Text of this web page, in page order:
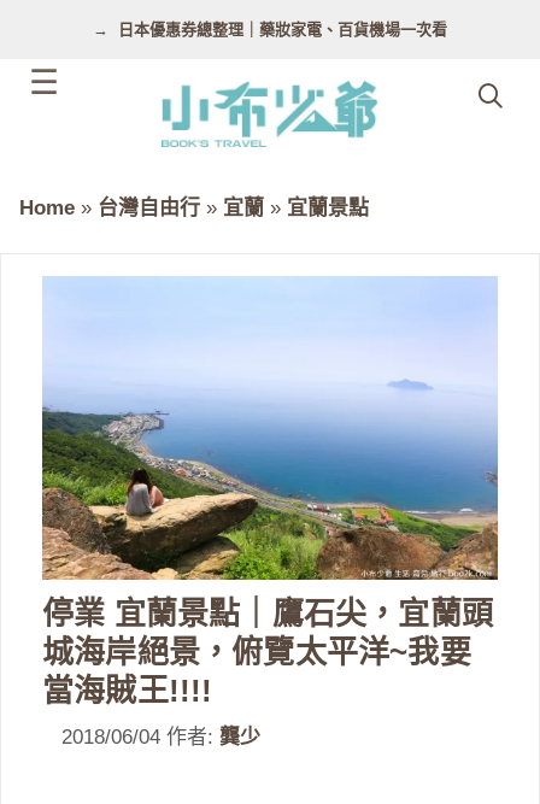
日本優惠券總整理｜藥妝家電、百貨機場一次看
Home » 台灣自由行 » 宜蘭 » 宜蘭景點
停業 宜蘭景點｜鷹石尖，宜蘭頭
城海岸絕景，俯覽太平洋~我要
當海賊王!!!!
2018/06/04 作者: 龔少